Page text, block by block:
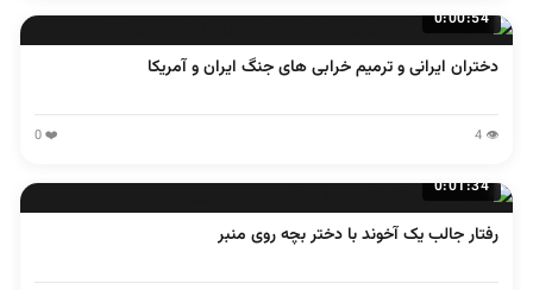
0:00:54
دختران ایرانی و ترمیم خرابی های جنگ ایران و آمریکا
👁️ 4
❤️ 0
0:01:34
رفتار جالب یک آخوند با دختر بچه روی منبر